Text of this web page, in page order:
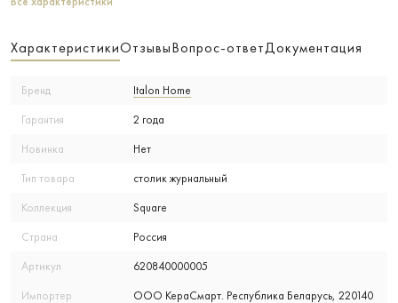
ХарактеристикиОтзывыВопрос-ответДокументация
Бренд Italon Home
Гарантия 2 года
Новинка Нет
Тип товара столик журнальный
Коллекция Square
Страна Россия
Артикул 620840000005
Импортер
ООО КераСмарт. Республика Беларусь, 220140